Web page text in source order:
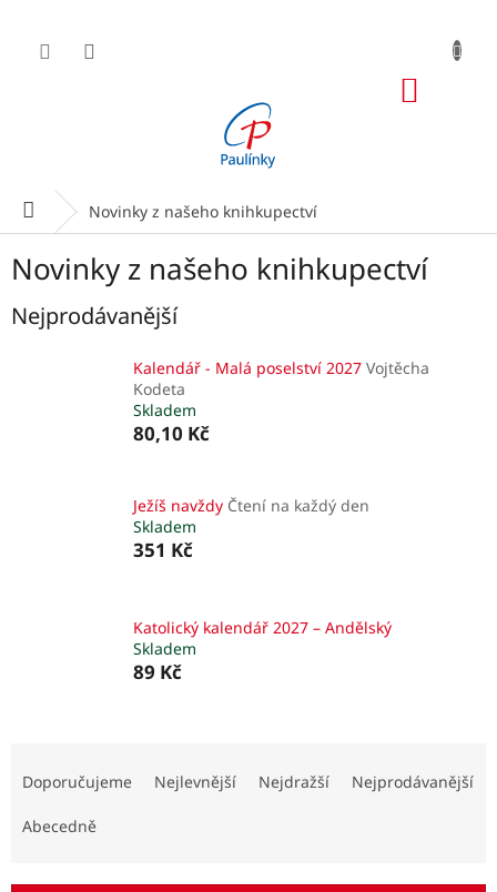
obsah
Domů Novinky z našeho knihkupectví
Novinky z našeho knihkupectví
Nejprodávanější
Kalendář - Malá poselství 2027 Vojtěcha
Kodeta
Skladem
80,10 Kč
Ježíš navždy Čtení na každý den
Skladem
351 Kč
Katolický kalendář 2027 – Andělský
Skladem
89 Kč
Doporučujeme Nejlevnější Nejdražší Nejprodávanější
Abecedně